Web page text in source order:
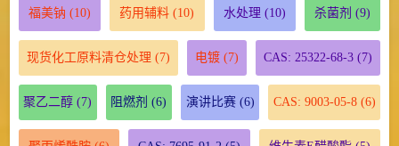
福美钠 (10) 药用辅料 (10) 水处理 (10) 杀菌剂 (9)
现货化工原料清仓处理 (7) 电镀 (7) CAS: 25322-68-3 (7)
聚乙二醇 (7) 阻燃剂 (6) 演讲比赛(6) CAS: 9003-05-8(6)